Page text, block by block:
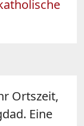
Ortszeit,
Eine